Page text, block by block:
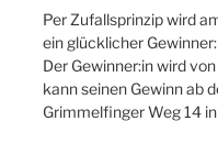
Per Zufallsprinzip wird
ein glücklicher
Der Gewinner:in wird
kann seinen Gewinn ab
Grimmelfinger Weg 14